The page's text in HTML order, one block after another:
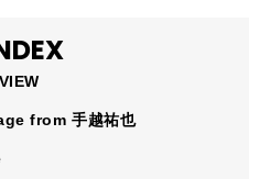
from 手越祐也